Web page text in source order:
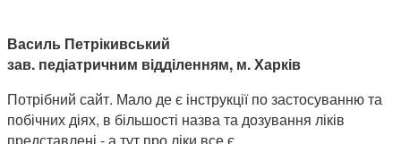
Василь Петрікивський
зав. педіатричним відділенням, м. Харків
Потрібний сайт. Мало де є інструкції по застосуванню та
побічних діях, в більшості назва та дозування ліків